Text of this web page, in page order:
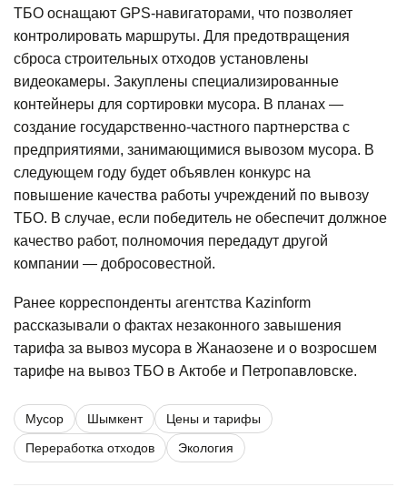
ТБО оснащают GPS-навигаторами, что позволяет
контролировать маршруты. Для предотвращения
сброса строительных отходов установлены
видеокамеры. Закуплены специализированные
контейнеры для сортировки мусора. В планах —
создание государственно-частного партнерства с
предприятиями, занимающимися вывозом мусора. В
следующем году будет объявлен конкурс на
повышение качества работы учреждений по вывозу
ТБО. В случае, если победитель не обеспечит должное
качество работ, полномочия передадут другой
компании — добросовестной.
Ранее корреспонденты агентства Kazinform
рассказывали о фактах незаконного завышения
тарифа за вывоз мусора в Жанаозене и о возросшем
тарифе на вывоз ТБО в Актобе и Петропавловске.
Мусор Шымкент
Цены и тарифы
Переработка отходов
Экология